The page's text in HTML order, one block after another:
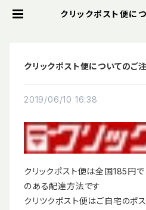
クリックポスト便に
クリックポスト便についてのご
2019/06/10 16:38
クリックポスト便は全国185円
のある配達方法です
クリツクポスト便はご自宅のポ